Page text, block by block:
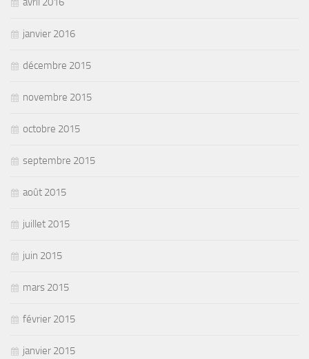
janvier 2016
décembre 2015
novembre 2015
octobre 2015
septembre 2015
août 2015
juillet 2015
juin 2015
mars 2015
février 2015
janvier 2015